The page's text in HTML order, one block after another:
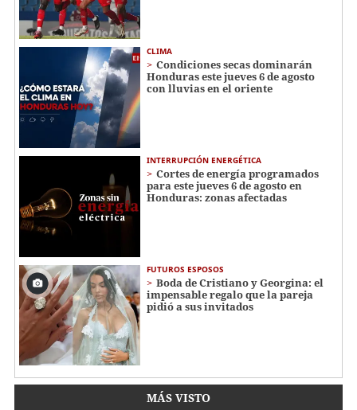
CLIMA
Condiciones secas dominarán
Honduras este jueves 6 de agosto
con lluvias en el oriente
INTERRUPCIÓN ENERGÉTICA
Cortes de energía programados
para este jueves 6 de agosto en
Honduras: zonas afectadas
FUTUROS ESPOSOS
Boda de Cristiano y Georgina: el
impensable regalo que la pareja
pidió a sus invitados
MÁS VISTO